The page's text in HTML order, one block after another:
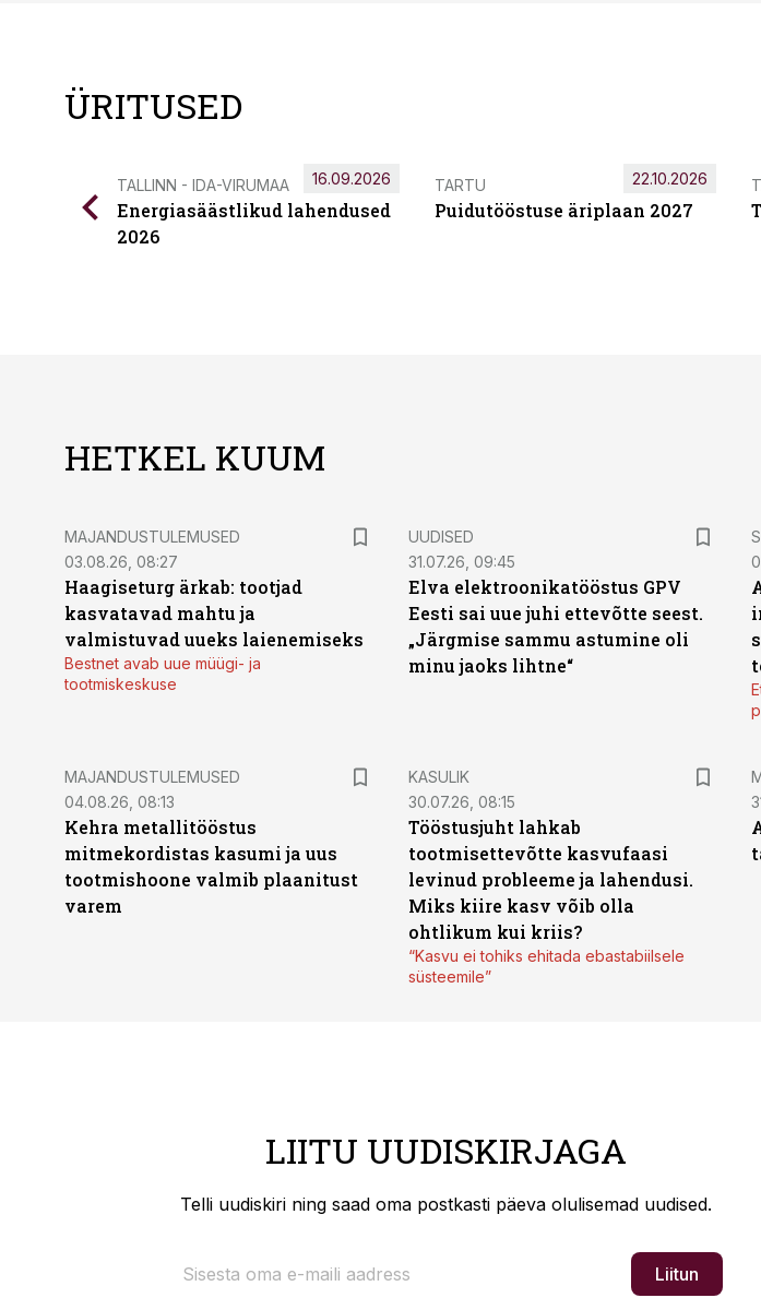
ÜRITUSED
TALLINN - IDA-VIRUMAA
Energiasäästlikud lahendused
2026
16.09.2026 TARTU
Puidutööstuse äriplaan 2027
22.10.2026
HETKEL KUUM
MAJANDUSTULEMUSED
03.08.26, 08:27
Haagiseturg ärkab: tootjad
kasvatavad mahtu ja
valmistuvad uueks laienemiseks
Bestnet avab uue müügi- ja
tootmiskeskuse
UUDISED
31.07.26, 09:45
Elva elektroonikatööstus GPV
Eesti sai uue juhi ettevõtte seest.
„Järgmise sammu astumine oli
minu jaoks lihtne“
MAJANDUSTULEMUSED
04.08.26, 08:13
Kehra metallitööstus
mitmekordistas kasumi ja uus
tootmishoone valmib plaanitust
varem
KASULIK
30.07.26, 08:15
Tööstusjuht lahkab
tootmisettevõtte kasvufaasi
levinud probleeme ja lahendusi.
Miks kiire kasv võib olla
ohtlikum kui kriis?
“Kasvu ei tohiks ehitada ebastabiilsele
süsteemile”
LIITU UUDISKIRJAGA
Telli uudiskiri ning saad oma postkasti päeva olulisemad uudised.
Liitun